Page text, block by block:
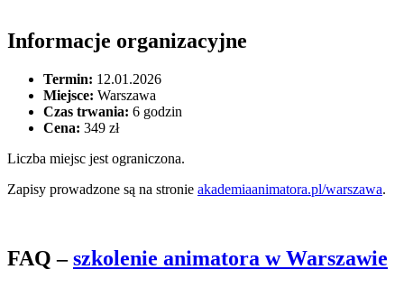
Informacje organizacyjne
Termin: 12.01.2026
Miejsce: Warszawa
Czas trwania: 6 godzin
Cena: 349 zł
Liczba miejsc jest ograniczona.
Zapisy prowadzone są na stronie akademiaanimatora.pl/warszawa.
FAQ –szkolenie animatora w Warszawie